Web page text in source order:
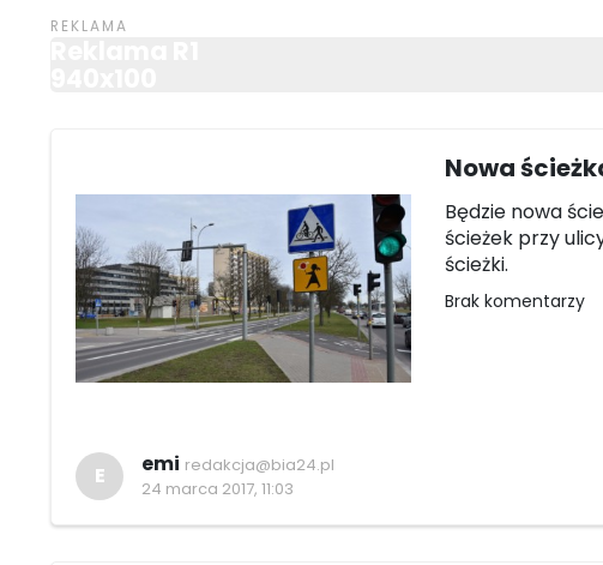
Nowa
Będzie nowa
ścieżek przy
ścieżki.
Brak komentarzy
E emi redakcja@bia24.pl
24 marca 2017, 11:03